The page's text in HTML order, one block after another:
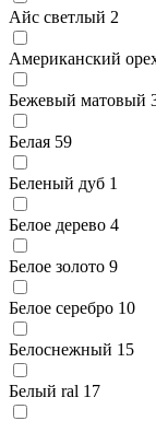
Айс светлый 2
Американский
Бежевый матовый
Белая 59
Беленый дуб 1
Белое дерево 4
Белое золото 9
Белое серебро 10
Белоснежный 15
Белый ral 17